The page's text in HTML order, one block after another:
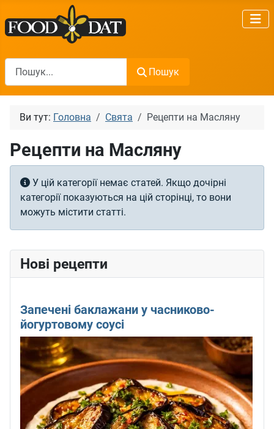
Пошук
Пошук
Ви тут: Головна Святa Рецепти на Масляну
Рецепти на Масляну
Інформація
У цій категорії немає статей. Якщо дочірні
категорії показуються на цій сторінці, то вони
можуть містити статті.
Нові рецепти
Запечені баклажани у часниково-
йогуртовому соусі